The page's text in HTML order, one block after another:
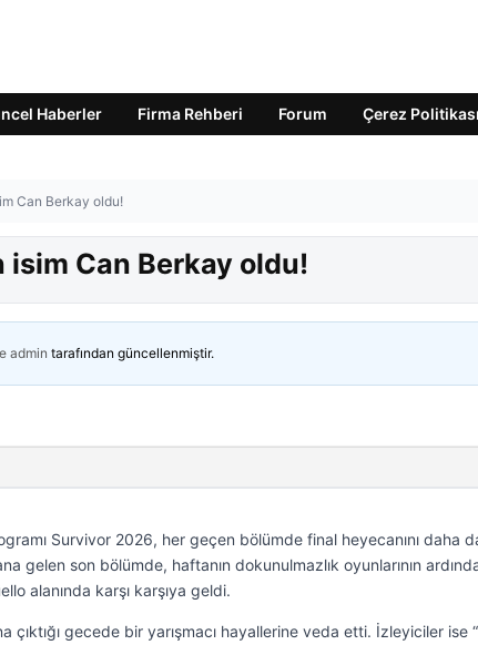
Haberler Firma Rehberi Forum Çerez Politikası
Can Berkay oldu!
isim Can Berkay oldu!
admin tarafından güncellenmiştir.
Survivor 2026, her geçen bölümde final heyecanını daha
gelen son bölümde, haftanın dokunulmazlık oyunlarının
alanında karşı karşıya geldi.
çıktığı gecede bir yarışmacı hayallerine veda etti. İzleyiciler ise